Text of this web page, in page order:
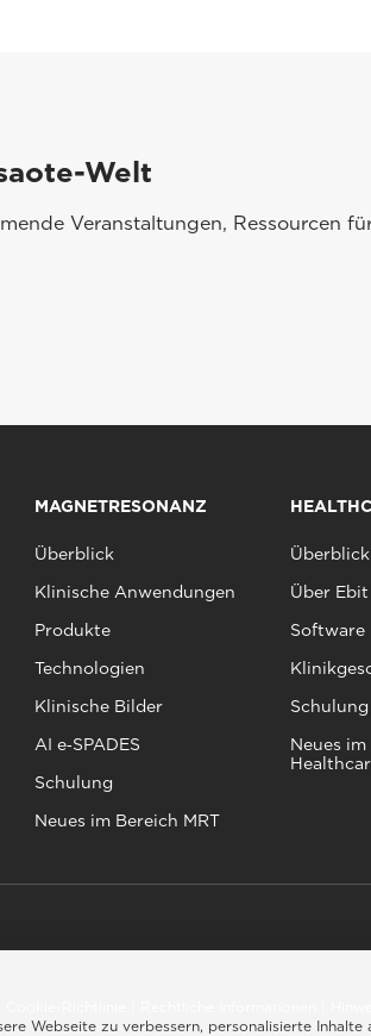
Welt
Veranstaltungen, Ressourcen
MAGNETRESONANZ
Überblick
Klinische Anwendungen
Produkte
Technologien
Klinische Bilder
AI e‑SPADES
Schulung
Neues im Bereich MRT
Überblick
Über Ebit
Software
Schulung
Neues
Webseite zu verbessern, personalisierte